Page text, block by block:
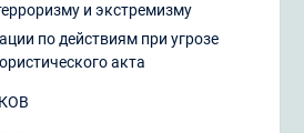
и экстремизму
по действиям при угрозе
акта